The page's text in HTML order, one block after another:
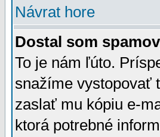
Návrat hore
Dostal som
To je nám ľúto.
snažíme vystopovať
zaslať mu kópiu e-
ktorá potrebné